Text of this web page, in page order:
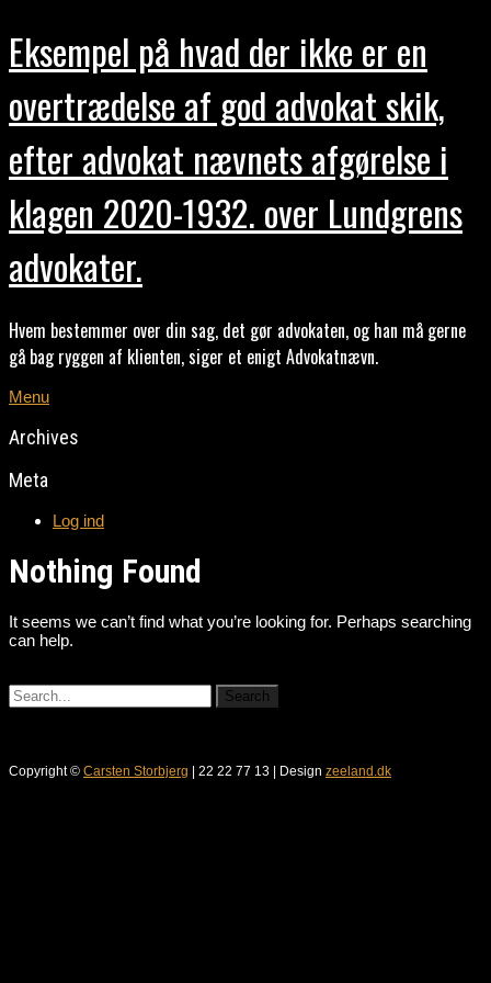
Eksempel på hvad der ikke er en
overtrædelse af god advokat skik,
efter advokat nævnets afgørelse i
klagen 2020-1932. over Lundgrens
advokater.
Hvem bestemmer over din sag, det gør advokaten, og han må gerne
gå bag ryggen af klienten, siger et enigt Advokatnævn.
Menu
Archives
Meta
Log ind
Nothing Found
It seems we can’t find what you’re looking for. Perhaps searching
can help.
Copyright © Carsten Storbjerg | 22 22 77 13 | Design zeeland.dk